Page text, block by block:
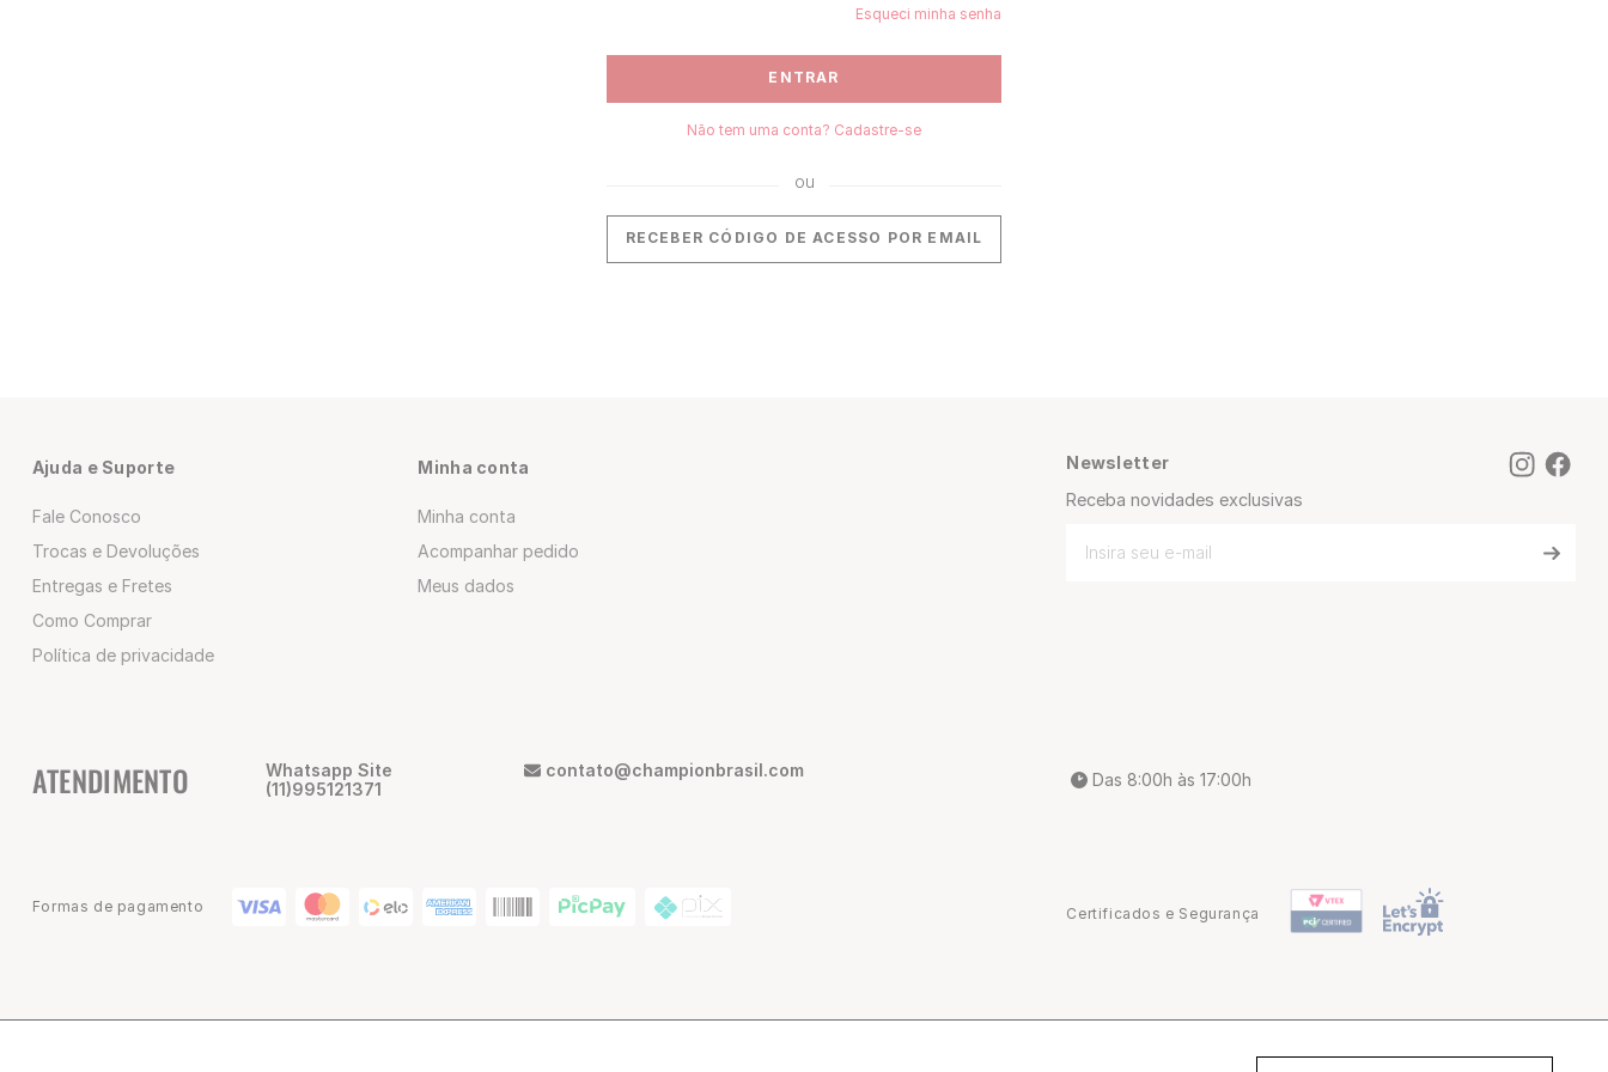
RECEBER CÓDIGO DE ACESSO POR EMAIL
Esqueci minha senha
ENTRAR
Não tem uma conta? Cadastre-se
Newsletter
Receba novidades exclusivas
Ajuda e Suporte
Fale Conosco
Trocas e Devoluções
Entregas e Fretes
Como Comprar
Política de privacidade
Minha conta
Minha conta
Acompanhar pedido
Meus dados
ATENDIMENTO
Whatsapp Site
(11)995121371
contato@championbrasil.com Das 8:00h às 17:00h
Formas de pagamento Certificados e Segurança